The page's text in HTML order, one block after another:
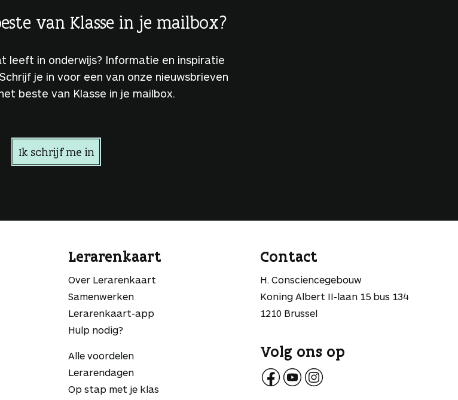
van Klasse in je mailbox?
leeft in onderwijs? Informatie en inspiratie
je in voor een van onze nieuwsbrieven
beste van Klasse in je mailbox.
Ik schrijf me in
Lerarenkaart
Over Lerarenkaart
Samenwerken
Lerarenkaart-app
Hulp nodig?
Alle voordelen
Lerarendagen
Op stap met je klas
Contact
H. Consciencegebouw
Koning Albert II-laan 15 bus 134
1210 Brussel
Volg ons op